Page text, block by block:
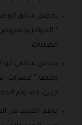
يحصل سائق الوضع
” الحوافز
الطلبات .
يحصل سائقي
جيني، كما يتم
توفير العديد من